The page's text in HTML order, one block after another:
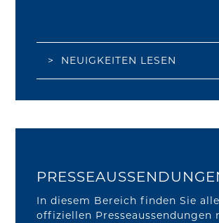
> NEUIGKEITEN LESEN
In diesem Bereich finden Sie alle
offiziellen Presseaussendungen